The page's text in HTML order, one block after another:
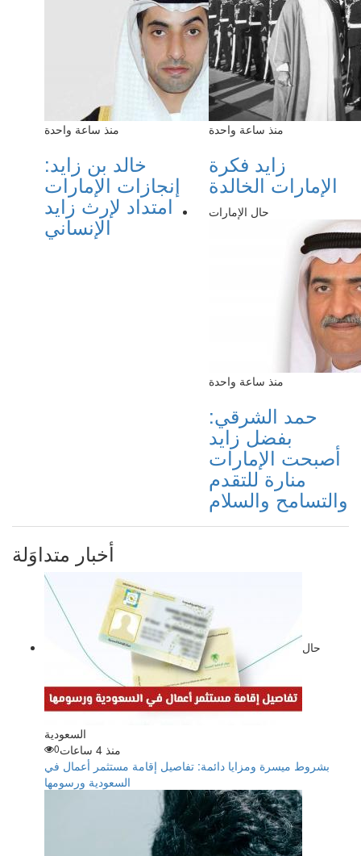
منذ ساعة واحدة
خالد بن زايد:
إنجازات الإمارات
امتداد لإرث زايد
الإنساني
منذ ساعة واحدة
زايد فكرة
الإمارات الخالدة
حال الإمارات
منذ ساعة واحدة
حمد الشرقي:
بفضل زايد
أصبحت الإمارات
منارة للتقدم
والتسامح والسلام
أخبار متداوَلة
حال
السعودية
منذ 4 ساعات
0
بشروط ميسرة ومزايا دائمة: تفاصيل إقامة مستثمر أعمال في
السعودية ورسومها